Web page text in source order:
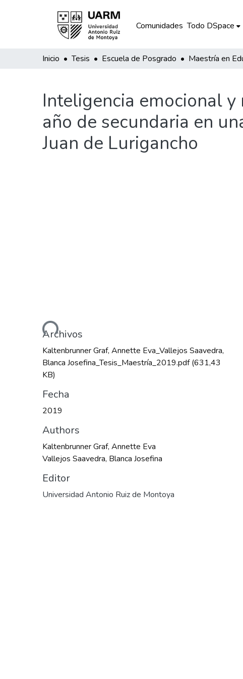
Comunidades Todo DSpace
Inicio Tesis Escuela de Posgrado
Inteligencia emocional
año de secundaria en
Juan de Lurigancho
Cargando...
Archivos
Kaltenbrunner Graf, Annette Eva_Vallejos Saavedra,
Blanca Josefina_Tesis_Maestría_2019.pdf(631,43
KB)
Fecha
2019
Authors
Kaltenbrunner Graf, Annette Eva
Vallejos Saavedra, Blanca Josefina
Editor
Universidad Antonio Ruiz de Montoya